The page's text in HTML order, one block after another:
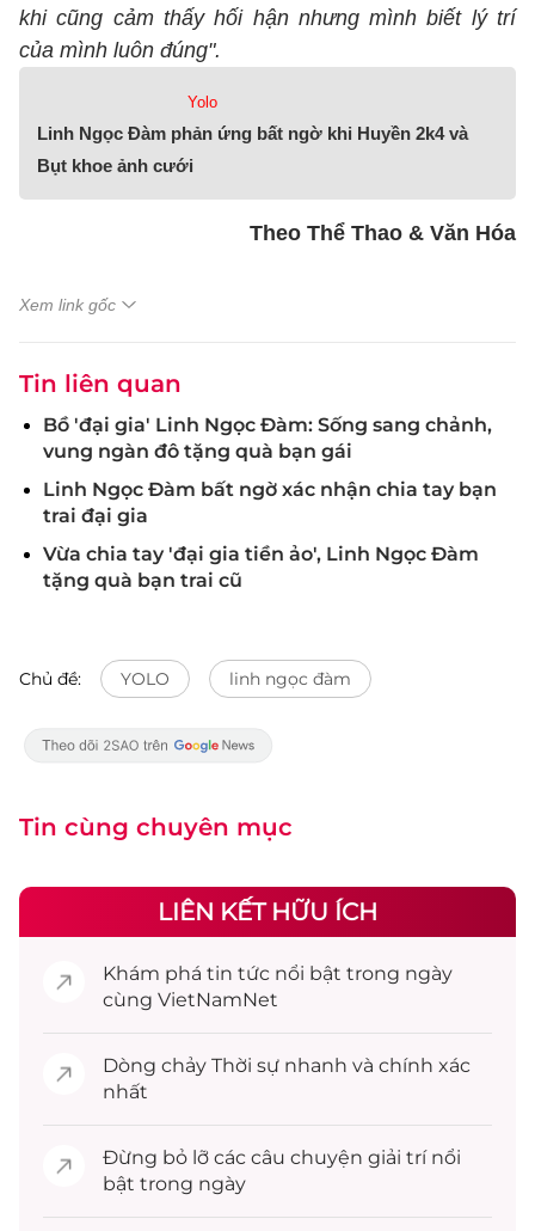
khi cũng cảm thấy hối hận nhưng mình biết lý trí
của mình luôn đúng".
Yolo
Linh Ngọc Đàm phản ứng bất ngờ khi Huyền 2k4 và
Bụt khoe ảnh cưới
Theo Thể Thao & Văn Hóa
Xem link gốc
Tin liên quan
Bồ 'đại gia' Linh Ngọc Đàm: Sống sang chảnh,
vung ngàn đô tặng quà bạn gái
Linh Ngọc Đàm bất ngờ xác nhận chia tay bạn
trai đại gia
Vừa chia tay 'đại gia tiền ảo', Linh Ngọc Đàm
tặng quà bạn trai cũ
Chủ đề: YOLO linh ngọc đàm
Tin cùng chuyên mục
LIÊN KẾT HỮU ÍCH
Khám phá tin tức nổi bật trong ngày
cùng VietNamNet
Dòng chảy Thời sự nhanh và chính xác
nhất
Đừng bỏ lỡ các câu chuyện giải trínổi
bật trong ngày